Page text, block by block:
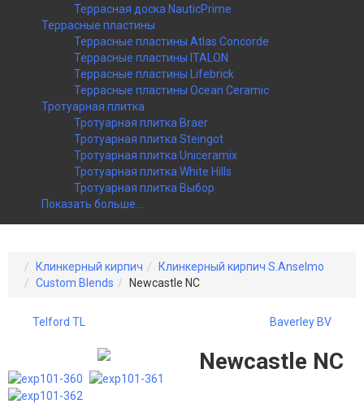
Террасная доска NauticPrime
Террасные пластины
Террасные пластины Atlas Concorde
Террасные пластины ITALON
Террасные пластины Lifebrick
Террасные пластины Ocean Ceramic
Тротуарная плитка
Тротуарная плитка Braer
Тротуарная плитка Steingot
Тротуарная плитка Uniceramix
Тротуарная плитка White Hills
Тротуарная плитка Выбор
Показать больше...
Клинкерный кирпич
Клинкерный кирпич S.Anselmo
Custom Blends
Newcastle NC
Telford TL Baverley BV
Newcastle NC